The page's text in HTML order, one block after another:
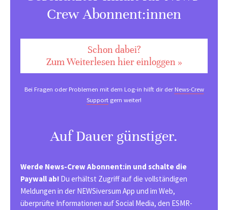
Crew Abonnent:innen
Schon dabei?
Zum Weiterlesen hier einloggen »
Bei Fragen oder Problemen mit dem Log-in hilft dir derNews-Crew
Support gern weiter!
Auf Dauer günstiger.
Werde News-Crew Abonnent:in und schalte die
Paywall ab! Du erhältst Zugriff auf die vollständigen
Meldungen in der NEWSiversum App und im Web,
überprüfte Informationen auf Social Media, den ESMR-